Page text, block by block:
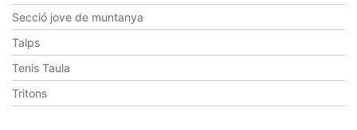
Secció jove de muntanya
Talps
Tenis Taula
Tritons